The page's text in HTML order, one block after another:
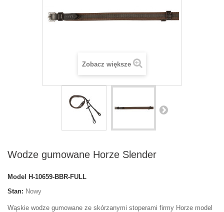
Zobacz większe
Wodze gumowane Horze Slender
Model
H-10659-BBR-FULL
Stan: Nowy
Wąskie wodze gumowane ze skórzanymi stoperami firmy Horze model